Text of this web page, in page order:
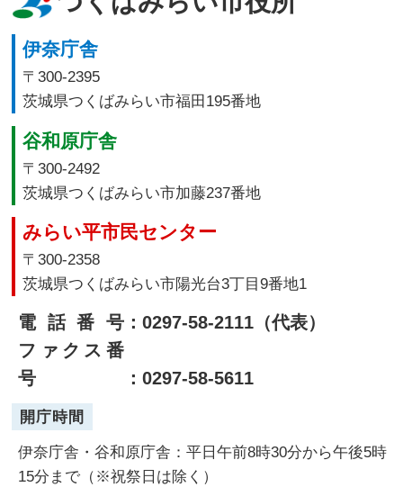
伊奈庁舎
〒300-2395
茨城県つくばみらい市福田195番地
谷和原庁舎
〒300-2492
茨城県つくばみらい市加藤237番地
みらい平市民センター
〒300-2358
茨城県つくばみらい市陽光台3丁目9番地1
電話番号：0297-58-2111（代表）
ファクス番
号
：0297-58-5611
開庁時間
伊奈庁舎・谷和原庁舎：平日午前8時30分から午後5時
15分まで（※祝祭日は除く）